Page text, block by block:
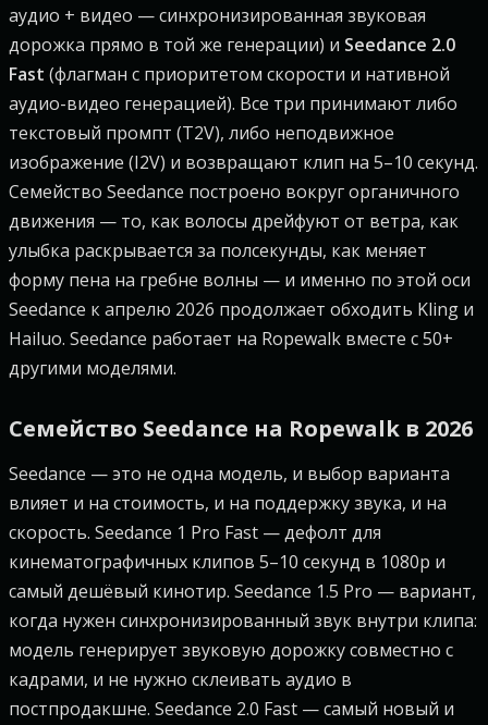
аудио + видео — синхронизированная звуковая
дорожка прямо в той же генерации) и Seedance 2.0
Fast (флагман с приоритетом скорости и нативной
аудио-видео генерацией). Все три принимают либо
текстовый промпт (T2V), либо неподвижное
изображение (I2V) и возвращают клип на 5–10 секунд.
Семейство Seedance построено вокруг органичного
движения — то, как волосы дрейфуют от ветра, как
улыбка раскрывается за полсекунды, как меняет
форму пена на гребне волны — и именно по этой оси
Seedance к апрелю 2026 продолжает обходить Kling и
Hailuo. Seedance работает на Ropewalk вместе с 50+
другими моделями.
Семейство Seedance на Ropewalk в 2026
Seedance — это не одна модель, и выбор варианта
влияет и на стоимость, и на поддержку звука, и на
скорость. Seedance 1 Pro Fast — дефолт для
кинематографичных клипов 5–10 секунд в 1080p и
самый дешёвый кинотир. Seedance 1.5 Pro — вариант,
когда нужен синхронизированный звук внутри клипа:
модель генерирует звуковую дорожку совместно с
кадрами, и не нужно склеивать аудио в
постпродакшне. Seedance 2.0 Fast — самый новый и